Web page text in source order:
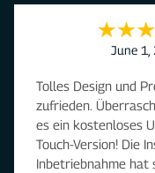
auch gleich
entsprechend
uns noch das mit
wenn wir uns damit
June 1,
Tolles Design und
zufrieden.
es ein kostenloses
Touch-Version! Die
Inbetriebnahme hat